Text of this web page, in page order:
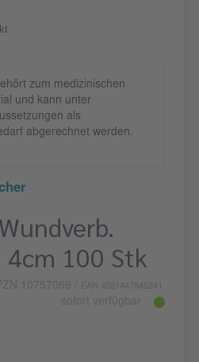
zum medizinischen
und kann unter
als
abgerechnet werden.
100 Stk
10757069 EAN 4021447845241
sofort verfügbar